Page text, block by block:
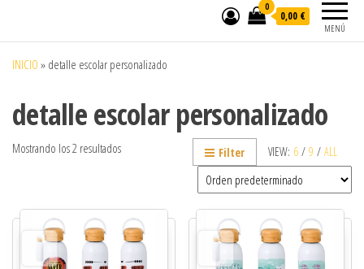
MENÚ
0
0,00 €
INICIO » detalle escolar personalizado
detalle escolar personalizado
VIEW: 6 / 9 / ALL
Filter
Mostrando los 2 resultados